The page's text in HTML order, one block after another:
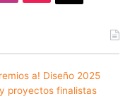
a! Diseño 2025
proyectos finalistas